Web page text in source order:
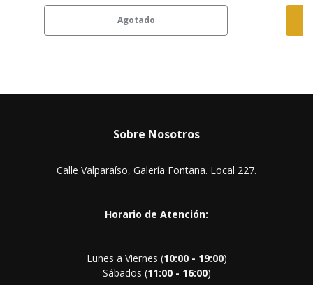
Agotado
Sobre Nosotros
Calle Valparaíso, Galería Fontana. Local 227.
Horario de Atención:
Lunes a Viernes (10:00 - 19:00)
Sábados (11:00 - 16:00)